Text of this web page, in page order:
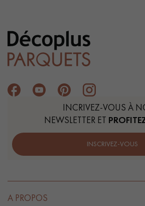
INCRIVEZ-VOUS À
NEWSLETTER ET
INSCRIVEZ-VOUS
A PROPOS